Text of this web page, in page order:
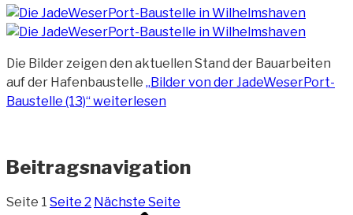
Die Bilder zeigen den aktuellen Stand der Bauarbeiten
auf der Hafenbaustelle „Bilder von der JadeWeserPort-
Baustelle (13)“weiterlesen
Beitragsnavigation
Seite 1 Seite 2 Nächste Seite